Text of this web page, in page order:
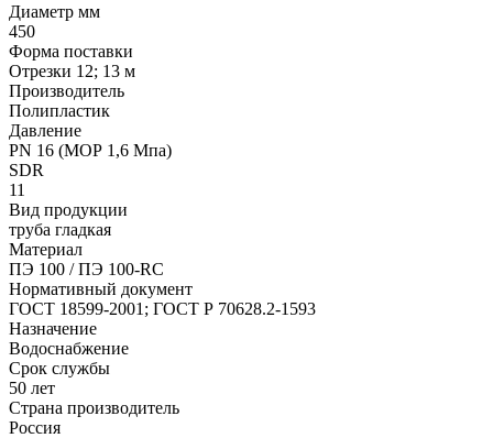
Диаметр мм
450
Форма поставки
Отрезки 12; 13 м
Производитель
Полипластик
Давление
PN 16 (МОР 1,6 Мпа)
SDR
11
Вид продукции
труба гладкая
Материал
ПЭ 100 / ПЭ 100-RC
Нормативный документ
ГОСТ 18599-2001; ГОСТ Р 70628.2-1593
Назначение
Водоснабжение
Срок службы
50 лет
Страна производитель
Россия